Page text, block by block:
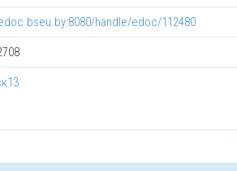
handle/edoc/112480